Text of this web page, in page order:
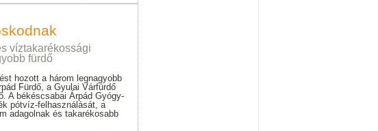
víztakarékossági
fürdő
hozott a három legnagyobb
Fürdő, a Gyulai Várfürdő
A békéscsabai Árpád Gyógy-
pótvíz-felhasználását, a
adagolnak és takarékosabb